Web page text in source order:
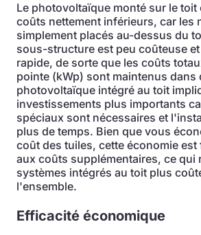
Le photovoltaïque monté sur le toit
coûts nettement inférieurs, car les
simplement placés au-dessus du
sous-structure est peu coûteuse
rapide, de sorte que les coûts
pointe (kWp) sont maintenus dans
photovoltaïque intégré au toit
investissements plus importants
spéciaux sont nécessaires et
plus de temps. Bien que vous
coût des tuiles, cette économie
aux coûts supplémentaires, ce qui
systèmes intégrés au toit plus
l'ensemble.
Efficacité économique